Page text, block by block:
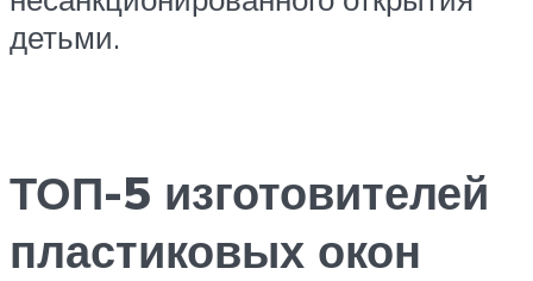
детьми.
ТОП-5 изготовителей
пластиковых окон